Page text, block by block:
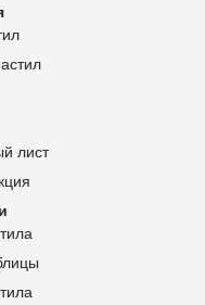
лист